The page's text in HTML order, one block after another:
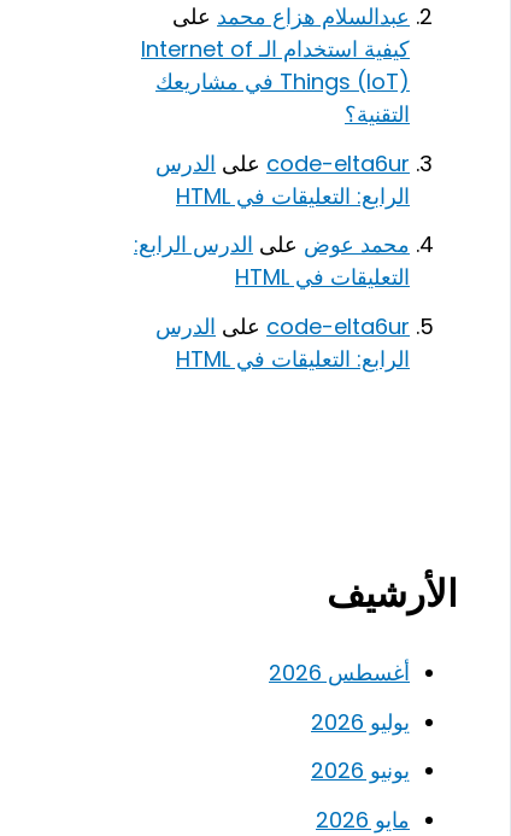
عبدالسلام هزاع محمد على
كيفية استخدام الـ Internet of
Things (IoT) في مشاريعك
التقنية؟
code-elta6ur على الدرس
الرابع: التعليقات في HTML
محمد عوض على الدرس الرابع:
التعليقات في HTML
code-elta6ur على الدرس
الرابع: التعليقات في HTML
الأرشيف
أغسطس 2026
يوليو 2026
يونيو 2026
مايو 2026